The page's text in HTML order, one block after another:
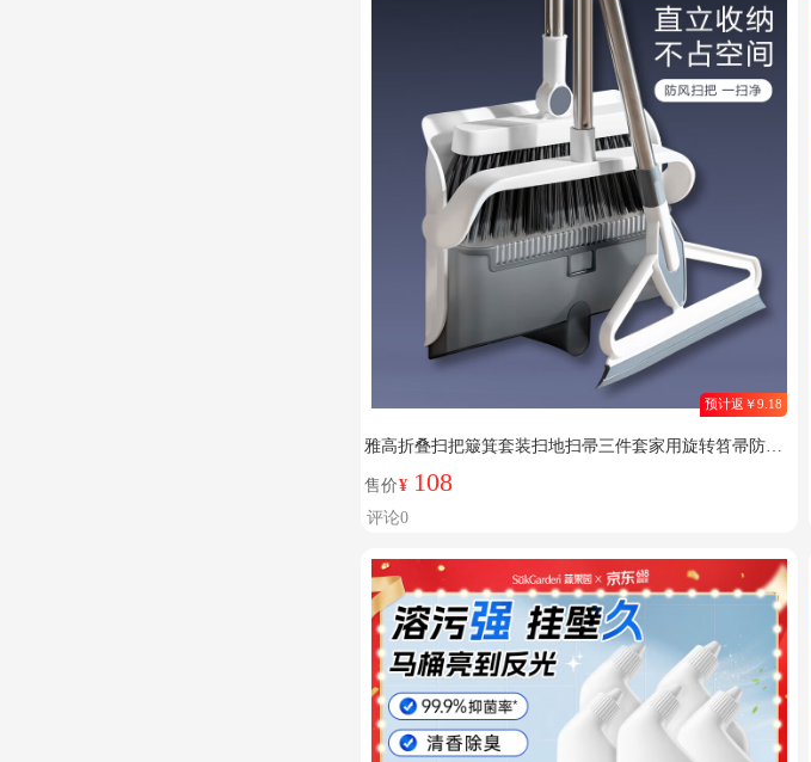
预计返￥9.18
雅高折叠扫把簸箕套装扫地扫帚三件套家用旋转笤帚防风
梳齿型畚箕 梳齿簸箕 三件套【加密毛刷】
售价¥ 108
评论0